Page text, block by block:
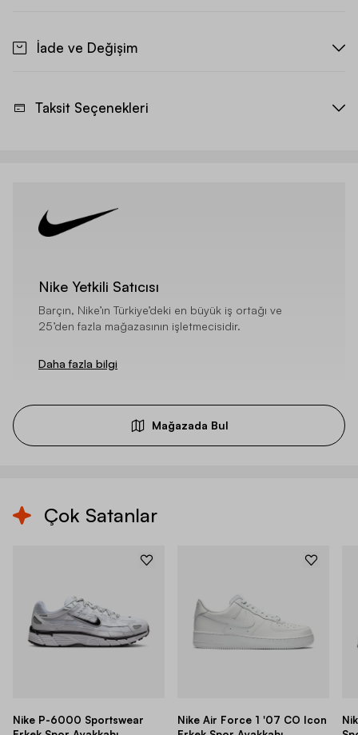
İade ve Değişim
Taksit Seçenekleri
Nike Yetkili Satıcısı
Barçın, Nike’ın Türkiye’deki en büyük iş ortağı ve
25’den fazla mağazasının işletmecisidir.
Daha fazla bilgi
Mağazada Bul
Çok Satanlar
Nike P-6000 Sportswear
Nike Air Force 1 '07 CO Icon